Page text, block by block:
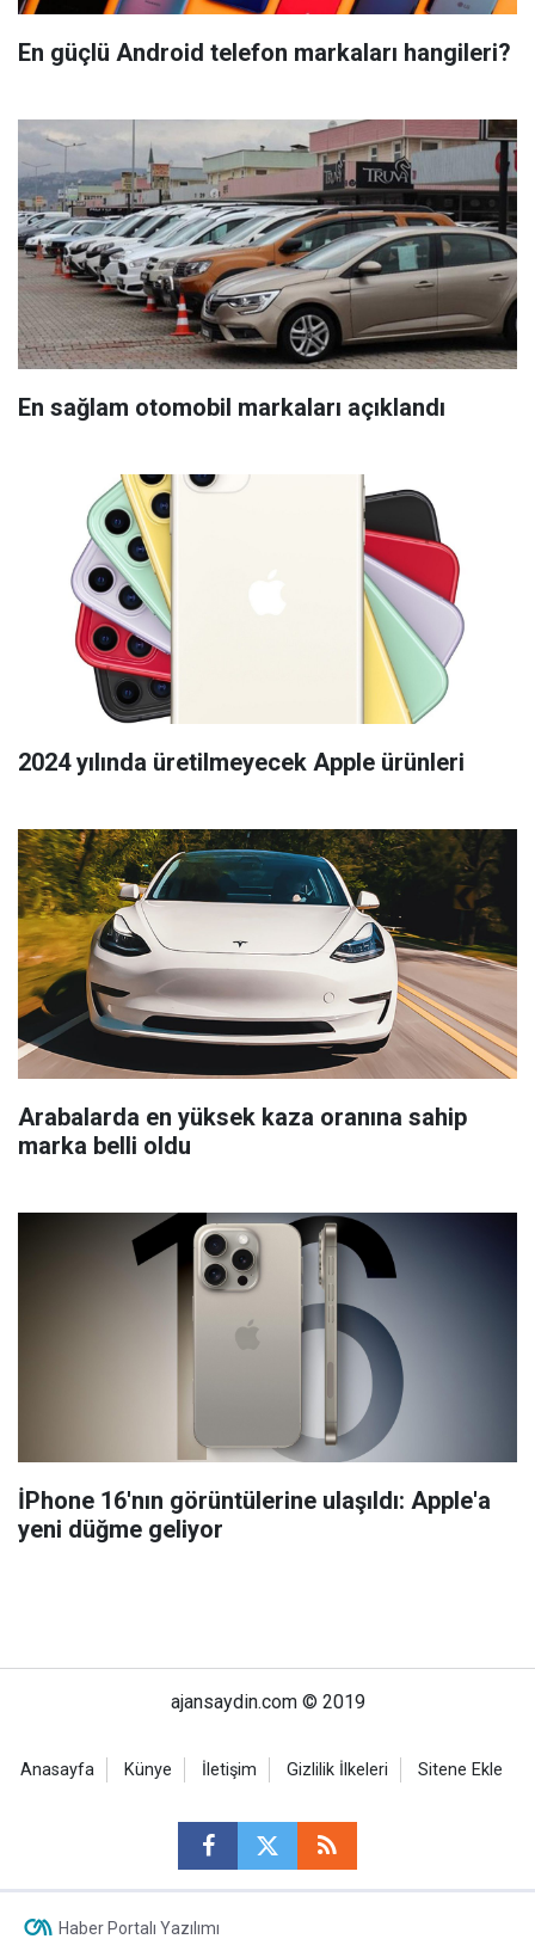
En güçlü Android telefon markaları hangileri?
En sağlam otomobil markaları açıklandı
2024 yılında üretilmeyecek Apple ürünleri
Arabalarda en yüksek kaza oranına sahip
marka belli oldu
İPhone 16'nın görüntülerine ulaşıldı: Apple'a
yeni düğme geliyor
ajansaydin.com © 2019
Anasayfa Künye İletişim Gizlilik İlkeleri Sitene Ekle
Haber Portalı Yazılımı